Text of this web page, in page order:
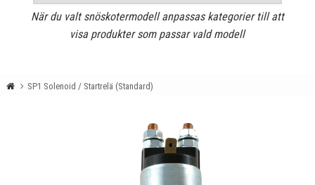
När du valt snöskotermodell anpassas kategorier till att
visa produkter som passar vald modell
SP1 Solenoid / Startrelä (Standard)